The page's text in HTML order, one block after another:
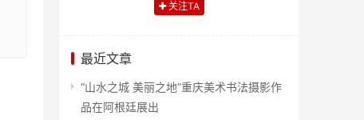
关注TA
最近文章
“山水之城 美丽之地”重庆美术书法摄影作
品在阿根廷展出